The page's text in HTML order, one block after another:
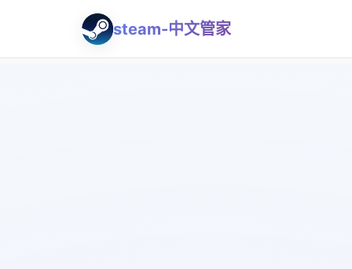
steam-中文管家